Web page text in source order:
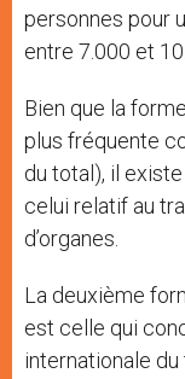
personnes pour
entre 7.000 et
Bien que la
plus fréquente
du total), il
celui relatif au
d’organes.
La deuxième
est celle qui
internationale